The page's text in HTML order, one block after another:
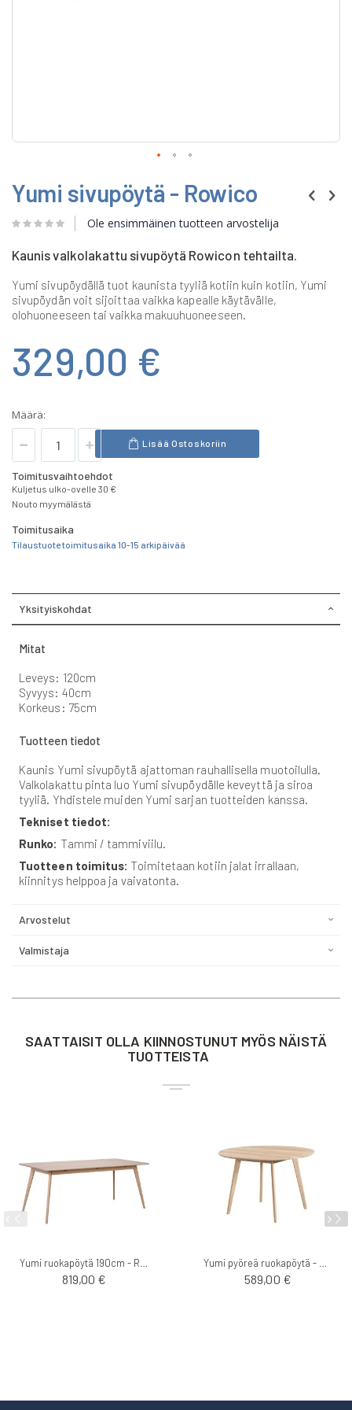
to
the
beginning
of
images
Yumi sivupöytä - Rowico
Ole ensimmäinen tuotteen arvostelija
Kaunis valkolakattu sivupöytä Rowicon tehtailta.
Yumi sivupöydällä tuot kaunista tyyliä kotiin kuin kotiin, Yumi
sivupöydän voit sijoittaa vaikka kapealle käytävälle,
olohuoneeseen tai vaikka makuuhuoneeseen.
329,00 €
Määrä:
Lisää Ostoskoriin
Toimitusvaihtoehdot
Kuljetus ulko-ovelle 30 €
Nouto myymälästä
Toimitusaika
Tilaustuote toimitusaika 10-15 arkipäivää
Yksityiskohdat
Mitat
Leveys: 120cm
Syvyys: 40cm
Korkeus: 75cm
Tuotteen tiedot
Kaunis Yumi sivupöytä ajattoman rauhallisella muotoilulla.
Valkolakattu pinta luo Yumi sivupöydälle keveyttä ja siroa
tyyliä. Yhdistele muiden Yumi sarjan tuotteiden kanssa.
Tekniset tiedot:
Runko: Tammi / tammiviilu.
Tuotteen toimitus: Toimitetaan kotiin jalat irrallaan,
kiinnitys helppoa ja vaivatonta.
Arvostelut
Valmistaja
SAATTAISIT OLLA KIINNOSTUNUT MYÖS NÄISTÄ
TUOTTEISTA
819,00 € 589,00 €